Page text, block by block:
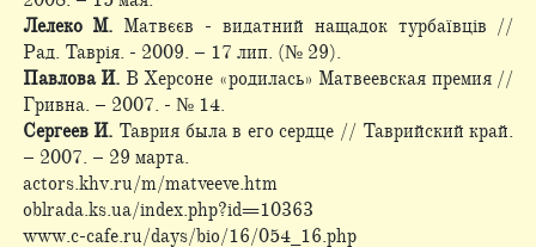
Лелеко М. Матвєєв - видатний нащадок турбаївців //
Рад. Таврія. - 2009. – 17 лип. (№ 29).
Павлова И. В Херсоне «родилась» Матвеевская премия //
Гривна. – 2007. - № 14.
Сергеев И. Таврия была в его сердце // Таврийский край.
– 2007. – 29 марта.
actors.khv.ru/m/matveeve.htm
oblrada.ks.ua/index.php?id=10363
www.c-cafe.ru/days/bio/16/054_16.php